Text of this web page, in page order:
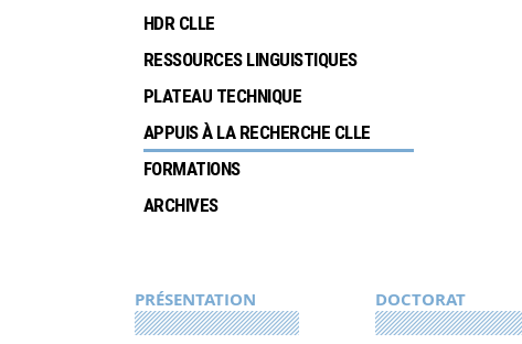
HDR CLLE
RESSOURCES LINGUISTIQUES
PLATEAU TECHNIQUE
APPUIS À LA RECHERCHE CLLE
FORMATIONS
ARCHIVES
PRÉSENTATION DOCTORAT